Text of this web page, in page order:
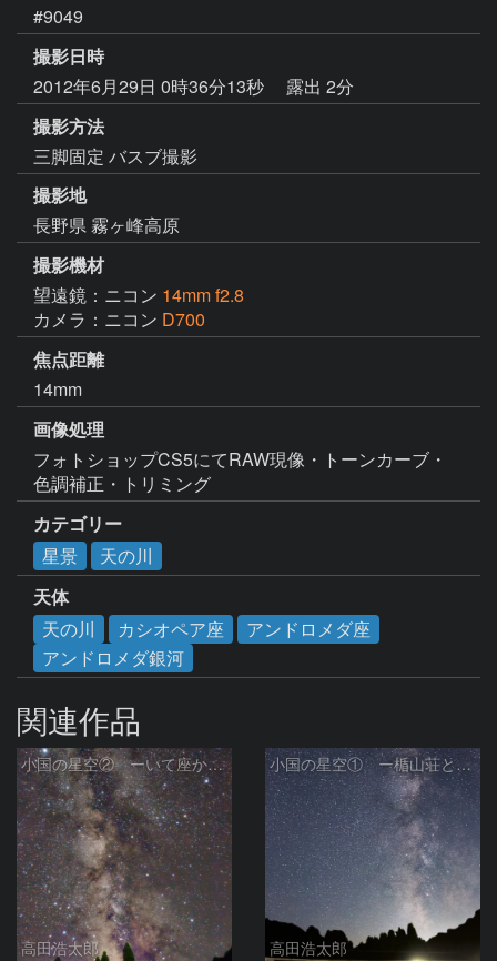
#9049
撮影日時
2012年6月29日 0時36分13秒
露出 2分
撮影方法
三脚固定 バスブ撮影
撮影地
長野県 霧ヶ峰高原
撮影機材
望遠鏡：ニコン 14mm f2.8
カメラ：ニコン D700
焦点距離
14mm
画像処理
フォトショップCS5にてRAW現像・トーンカーブ・
色調補正・トリミング
カテゴリー
星景
天の川
天体
天の川
カシオペア座
アンドロメダ座
アンドロメダ銀河
関連作品
小国の星空② ーいて座からわし座にかけての銀河ー
高田浩太郎
小国の星空① ー楯山荘と天の川ー
高田浩太郎